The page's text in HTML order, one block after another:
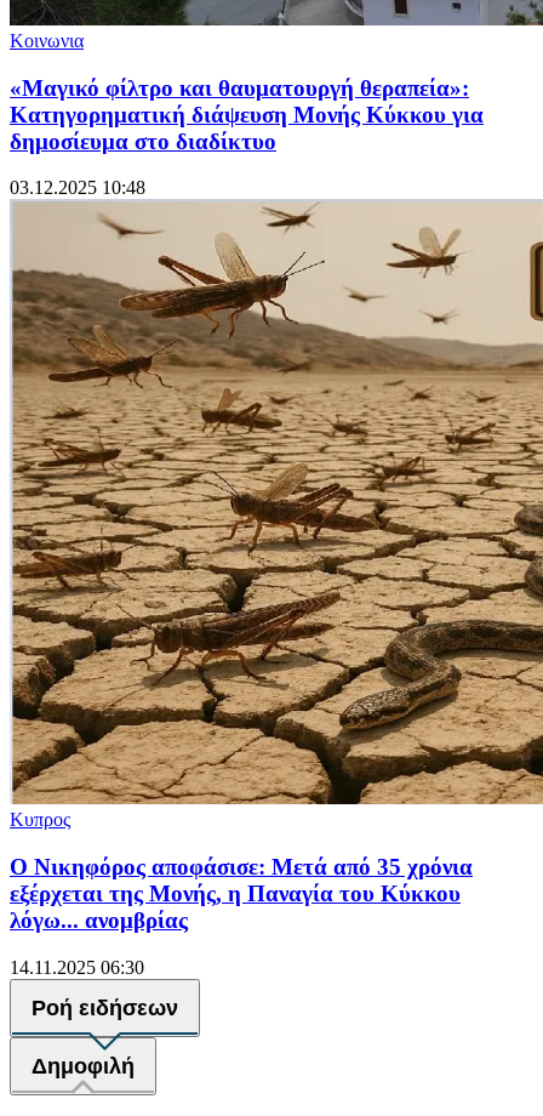
Κοινωνια
«Μαγικό φίλτρο και θαυματουργή θεραπεία»:
Κατηγορηματική διάψευση Μονής Κύκκου για
δημοσίευμα στο διαδίκτυο
03.12.2025 10:48
Κυπρος
Ο Νικηφόρος αποφάσισε: Μετά από 35 χρόνια
εξέρχεται της Μονής, η Παναγία του Κύκκου
λόγω... ανομβρίας
14.11.2025 06:30
Ροή ειδήσεων
Δημοφιλή